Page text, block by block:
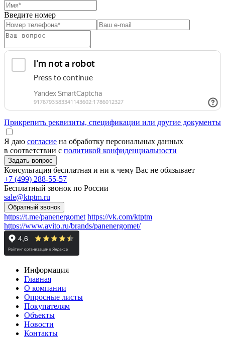
Введите номер
Прикрепить реквизиты, спецификации или другие документы
Я даю согласие на обработку персональных данных
в соответствии с политикой конфиденциальности
Консультация бесплатная и ни к чему Вас не обязывает
+7 (499) 288-55-57
Бесплатный звонок по России
sale@ktptm.ru
https://t.me/panenergomet https://vk.com/ktptm
https://www.avito.ru/brands/panenergomet/
Информация
Главная
О компании
Опросные листы
Покупателям
Объекты
Новости
Контакты